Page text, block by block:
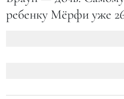
ребенку Мёрфи уже